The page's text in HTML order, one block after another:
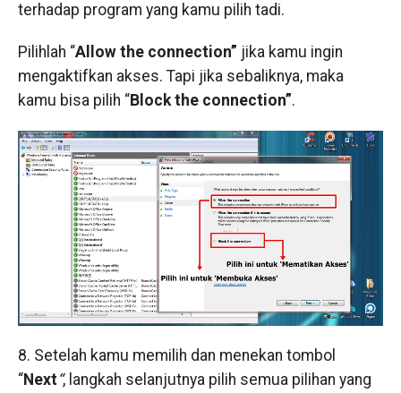
terhadap program yang kamu pilih tadi.
Pilihlah “Allow the connection” jika kamu ingin
mengaktifkan akses. Tapi jika sebaliknya, maka
kamu bisa pilih “Block the connection”.
8. Setelah kamu memilih dan menekan tombol
“Next“, langkah selanjutnya pilih semua pilihan yang